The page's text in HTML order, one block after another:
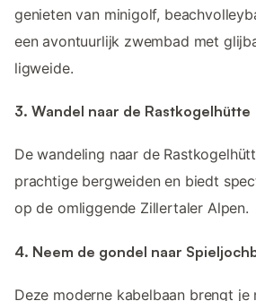
genieten van minigolf,
een avontuurlijk zwembad met
ligweide.
3. Wandel naar de Rastkogelhütte
De wandeling naar de
prachtige bergweiden en biedt
op de omliggende Zillertaler Alpen.
4. Neem de gondel naar
Deze moderne kabelbaan brengt je